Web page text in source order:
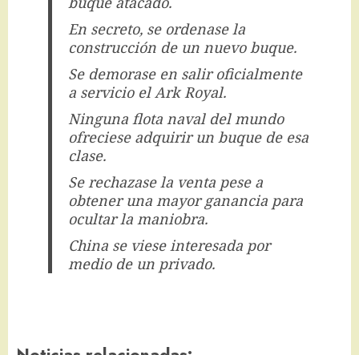
En secreto, se ordenase la
construcción de un nuevo buque.
Se demorase en salir oficialmente
a servicio el Ark Royal.
Ninguna flota naval del mundo
ofreciese adquirir un buque de esa
clase.
Se rechazase la venta pese a
obtener una mayor ganancia para
ocultar la maniobra.
China se viese interesada por
medio de un privado.